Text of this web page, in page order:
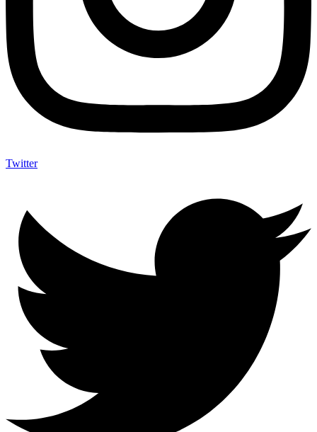
Twitter